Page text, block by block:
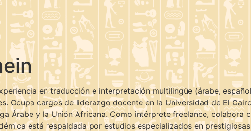
en traducción e interpretación multilingüe (árabe,
Ocupa cargos de liderazgo docente en la Universidad de El
Árabe y la Unión Africana. Como intérprete freelance, colabora
está respaldada por estudios especializados en